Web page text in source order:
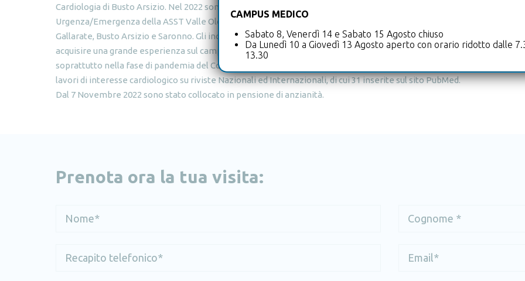
Cardiologia di Busto Arsizio. Nel 2022 sono stato nominato Direttore del Dipartimento di
Urgenza/Emergenza della ASST Valle Olona di Busto Arsizio, a cui fanno capo i Presidi Ospedalieri di
Gallarate, Busto Arsizio e Saronno. Gli incarichi affidatimi dalla ASST Valle Olona mi hanno permesso di
acquisire una grande esperienza sul campo riguardo la gestione manageriale delle strutture Ospedaliere,
soprattutto nella fase di pandemia del Covid-19. Durante la mia esperienza lavorativa ho pubblicato 115
lavori di interesse cardiologico su riviste Nazionali ed Internazionali, di cui 31 inserite sul sito PubMed.
Dal 7 Novembre 2022 sono stato collocato in pensione di anzianità.
Prenota ora la tua visita:
CAMPUS MEDICO
Sabato 8, Venerdì 14 e Sabato 15 Agosto chiuso
Da Lunedì 10 a Giovedì 13 Agosto aperto con orario ridotto dalle
13.30